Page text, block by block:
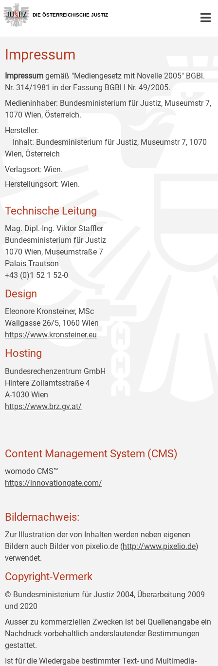
Zur
Hauptnavigation
[1]
Zum
Inhalt
[2]
Zum
Untermenü
[3]
DIE ÖSTERREICHISCHE JUSTIZ
Impressum
Impressum gemäß "Mediengesetz mit Novelle 2005" BGBl.
Nr. 314/1981 in der Fassung BGBl I Nr. 49/2005.
Medieninhaber: Bundesministerium für Justiz, Museumstr 7,
1070 Wien, Österreich.
Hersteller:
Inhalt: Bundesministerium für Justiz, Museumstr 7, 1070
Wien, Österreich
Verlagsort: Wien.
Herstellungsort: Wien.
Technische Leitung
Mag. Dipl.-Ing. Viktor Staffler
Bundesministerium für Justiz
1070 Wien, Museumstraße 7
Palais Trautson
+43 (0)1 52 1 52-0
Design
Eleonore Kronsteiner, MSc
Wallgasse 26/5, 1060 Wien
https://www.kronsteiner.eu
Hosting
Bundesrechenzentrum GmbH
Hintere Zollamtsstraße 4
A-1030 Wien
https://www.brz.gv.at/
Content Management System (CMS)
womodo CMS™
https://innovationgate.com/
Bildernachweis:
Zur Illustration der von Inhalten werden neben eigenen
Bildern auch Bilder von pixelio.de (http://www.pixelio.de)
verwendet.
Copyright-Vermerk
© Bundesministerium für Justiz 2004, Überarbeitung 2009
und 2020
Ausser zu kommerziellen Zwecken ist bei Quellenangabe ein
Nachdruck vorbehaltlich anderslautender Bestimmungen
gestattet.
Ist für die Wiedergabe bestimmter Text- und Multimedia-